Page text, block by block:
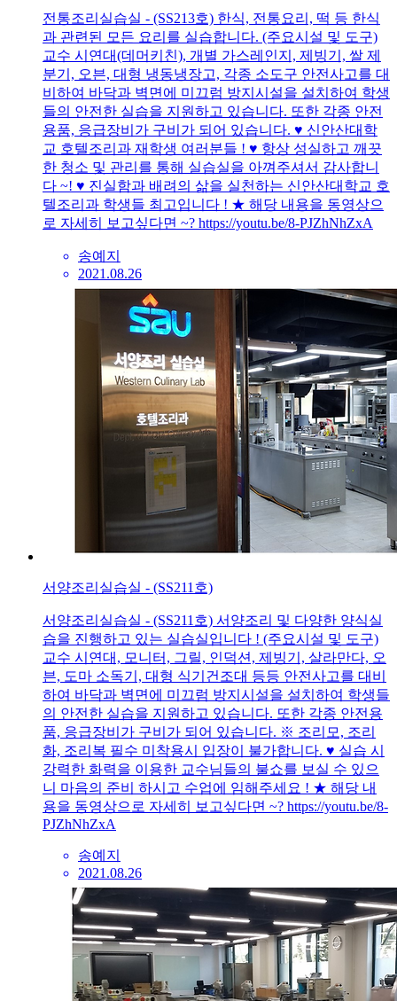
전통조리실습실 - (SS213호) 한식, 전통요리, 떡 등 한식
과 관련된 모든 요리를 실습합니다. (주요시설 및 도구)
교수 시연대(데머키친), 개별 가스레인지, 제빙기, 쌀 제
분기, 오븐, 대형 냉동냉장고, 각종 소도구 안전사고를 대
비하여 바닥과 벽면에 미끄럼 방지시설을 설치하여 학생
들의 안전한 실습을 지원하고 있습니다. 또한 각종 안전
용품, 응급장비가 구비가 되어 있습니다. ♥ 신안산대학
교 호텔조리과 재학생 여러분들 ! ♥ 항상 성실하고 깨끗
한 청소 및 관리를 통해 실습실을 아껴주셔서 감사합니
다 ~! ♥ 진실함과 배려의 삶을 실천하는 신안산대학교 호
텔조리과 학생들 최고입니다 ! ★ 해당 내용을 동영상으
로 자세히 보고싶다면 ~? https://youtu.be/8-PJZhNhZxA
송예지
2021.08.26
서양조리실습실 - (SS211호)
서양조리실습실 - (SS211호) 서양조리 및 다양한 양식실
습을 진행하고 있는 실습실입니다 ! (주요시설 및 도구)
교수 시연대, 모니터, 그릴, 인덕션, 제빙기, 살라만다, 오
븐, 도마 소독기, 대형 식기건조대 등등 안전사고를 대비
하여 바닥과 벽면에 미끄럼 방지시설을 설치하여 학생들
의 안전한 실습을 지원하고 있습니다. 또한 각종 안전용
품, 응급장비가 구비가 되어 있습니다. ※ 조리모, 조리
화, 조리복 필수 미착용시 입장이 불가합니다. ♥ 실습 시
강력한 화력을 이용한 교수님들의 불쇼를 보실 수 있으
니 마음의 준비 하시고 수업에 임해주세요 ! ★ 해당 내
용을 동영상으로 자세히 보고싶다면 ~? https://youtu.be/8-
PJZhNhZxA
송예지
2021.08.26